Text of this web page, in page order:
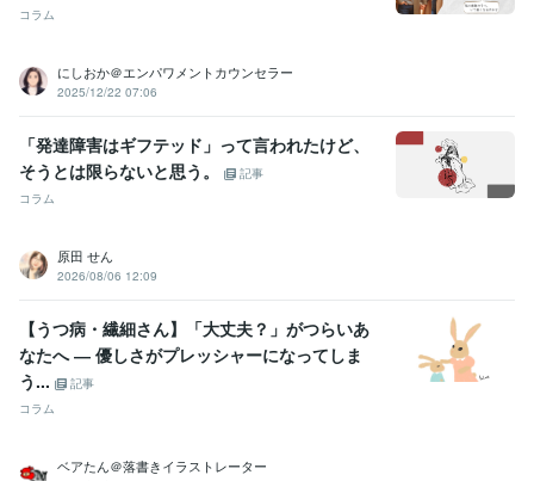
コラム
にしおか＠エンパワメントカウンセラー
2025/12/22 07:06
「発達障害はギフテッド」って言われたけど、
そうとは限らないと思う。
記事
コラム
原田 せん
2026/08/06 12:09
【うつ病・繊細さん】「大丈夫？」がつらいあ
なたへ ― 優しさがプレッシャーになってしま
う...
記事
コラム
ベアたん＠落書きイラストレーター